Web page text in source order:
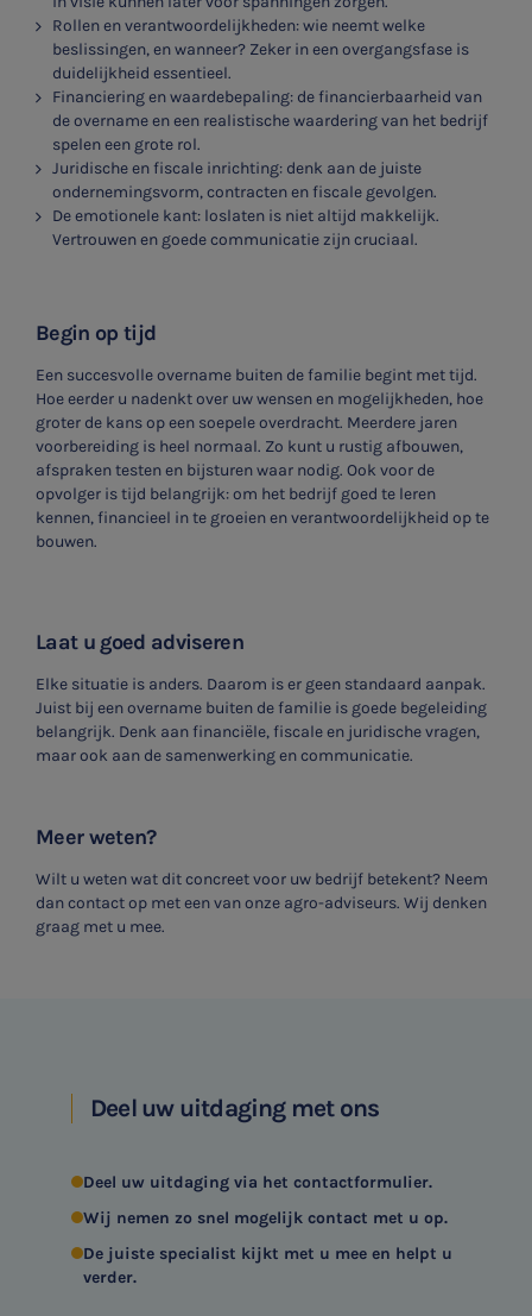
Rollen en verantwoordelijkheden: wie neemt welke
beslissingen, en wanneer? Zeker in een overgangsfase is
duidelijkheid essentieel.
Financiering en waardebepaling: de financierbaarheid van
de overname en een realistische waardering van het bedrijf
spelen een grote rol.
Juridische en fiscale inrichting: denk aan de juiste
ondernemingsvorm, contracten en fiscale gevolgen.
De emotionele kant: loslaten is niet altijd makkelijk.
Vertrouwen en goede communicatie zijn cruciaal.
Begin op tijd
Een succesvolle overname buiten de familie begint met tijd.
Hoe eerder u nadenkt over uw wensen en mogelijkheden, hoe
groter de kans op een soepele overdracht. Meerdere jaren
voorbereiding is heel normaal. Zo kunt u rustig afbouwen,
afspraken testen en bijsturen waar nodig. Ook voor de
opvolger is tijd belangrijk: om het bedrijf goed te leren
kennen, financieel in te groeien en verantwoordelijkheid op te
bouwen.
Laat u goed adviseren
Elke situatie is anders. Daarom is er geen standaard aanpak.
Juist bij een overname buiten de familie is goede begeleiding
belangrijk. Denk aan financiële, fiscale en juridische vragen,
maar ook aan de samenwerking en communicatie.
Meer weten?
Wilt u weten wat dit concreet voor uw bedrijf betekent? Neem
dan contact op met een van onze agro-adviseurs. Wij denken
graag met u mee.
Deel uw uitdaging met ons
Deel uw uitdaging via het contactformulier.
Wij nemen zo snel mogelijk contact met u op.
De juiste specialist kijkt met u mee en helpt u
verder.